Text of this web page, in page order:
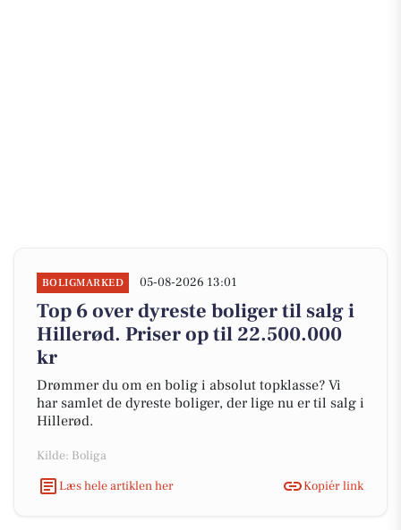
BOLIGMARKED 05-08-2026 13:01
Top 6 over dyreste boliger til salg i
Hillerød. Priser op til 22.500.000
kr
Drømmer du om en bolig i absolut topklasse? Vi
har samlet de dyreste boliger, der lige nu er til salg i
Hillerød.
Kilde: Boliga
Læs hele artiklen her
Kopiér link